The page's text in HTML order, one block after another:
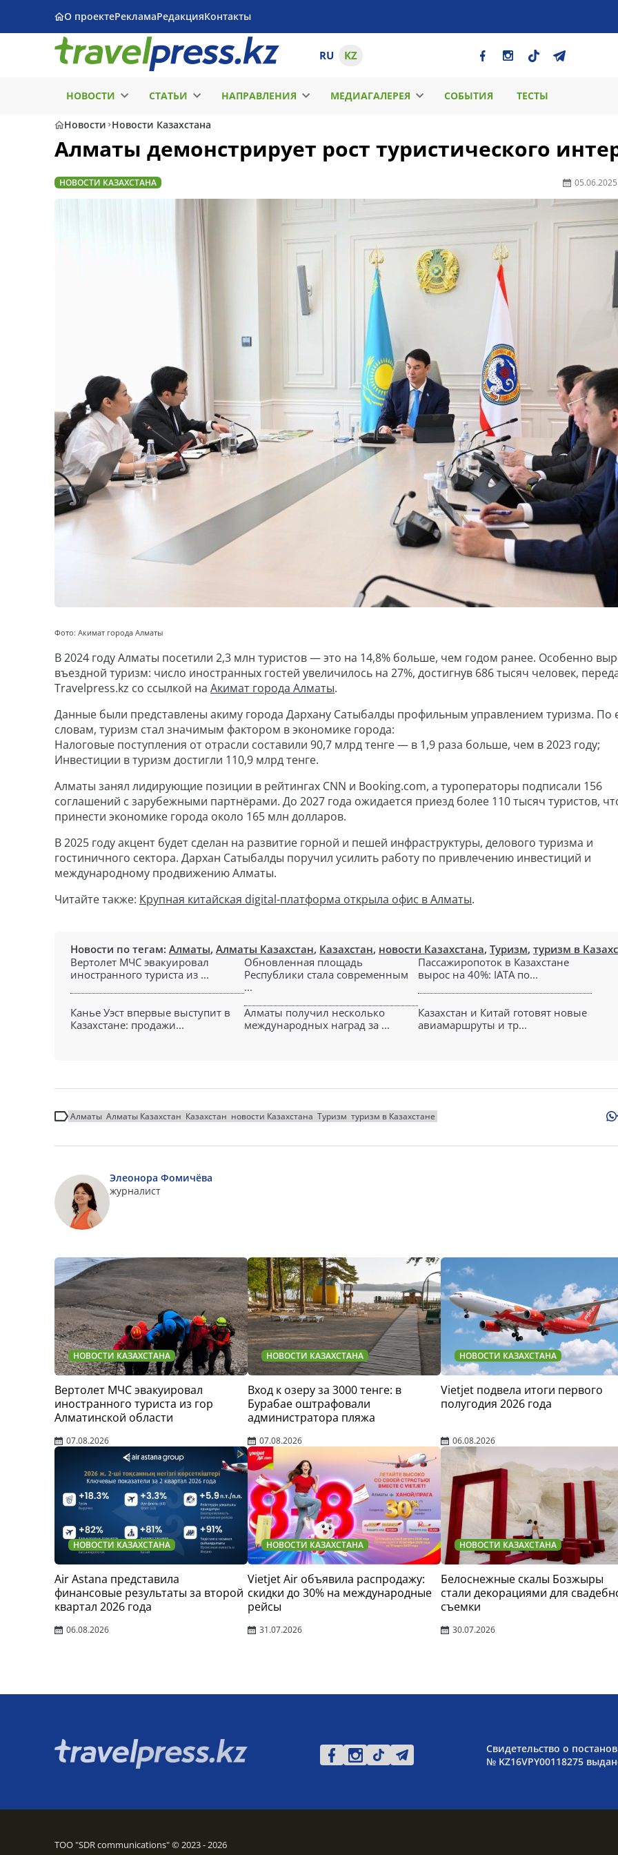
О проектеРекламаРедакцияКонтакты
RU KZ
НОВОСТИ СТАТЬИ НАПРАВЛЕНИЯ МЕДИАГАЛЕРЕЯ СОБЫТИЯ ТЕСТЫ
Новости Новости Казахстана
Алматы демонстрирует рост туристического
НОВОСТИ КАЗАХСТАНА 05.06.2025
Фото: Акимат города Алматы
В 2024 году Алматы посетили 2,3 млн туристов — это на 14,8% больше, чем годом ранее. Особенно
въездной туризм: число иностранных гостей увеличилось на 27%, достигнув 686 тысяч человек,
Travelpress.kz со ссылкой на Акимат города Алматы.
Данные были представлены акиму города Дархану Сатыбалды профильным управлением туризма. По
словам, туризм стал значимым фактором в экономике города:
Налоговые поступления от отрасли составили 90,7 млрд тенге — в 1,9 раза больше, чем в 2023 году;
Инвестиции в туризм достигли 110,9 млрд тенге.
Алматы занял лидирующие позиции в рейтингах CNN и Booking.com, а туроператоры подписали 156
соглашений с зарубежными партнёрами. До 2027 года ожидается приезд более 110 тысяч туристов,
принести экономике города около 165 млн долларов.
В 2025 году акцент будет сделан на развитие горной и пешей инфраструктуры, делового туризма и
гостиничного сектора. Дархан Сатыбалды поручил усилить работу по привлечению инвестиций и
международному продвижению Алматы.
Читайте также: Крупная китайская digital-платформа открыла офис в Алматы.
Новости по тегам: Алматы, Алматы Казахстан, Казахстан, новости Казахстана, Туризм, туризм в
Вертолет МЧС эвакуировал
иностранного туриста из ...
Обновленная площадь
Республики стала современным
...
Пассажиропоток в Казахстане
вырос на 40%: IATA по...
Канье Уэст впервые выступит в
Казахстане: продажи...
Алматы получил несколько
международных наград за ...
Казахстан и Китай готовят новые
авиамаршруты и тр...
Алматы Алматы Казахстан Казахстан новости Казахстана Туризм туризм в Казахстане
Элеонора Фомичёва
журналист
НОВОСТИ КАЗАХСТАНА
Вертолет МЧС эвакуировал
иностранного туриста из гор
Алматинской области
07.08.2026
НОВОСТИ КАЗАХСТАНА
Вход к озеру за 3000 тенге: в
Бурабае оштрафовали
администратора пляжа
07.08.2026
НОВОСТИ КАЗАХСТАНА
Vietjet подвела итоги первого
полугодия 2026 года
06.08.2026
НОВОСТИ КАЗАХСТАНА
Air Astana представила
финансовые результаты за второй
квартал 2026 года
06.08.2026
НОВОСТИ КАЗАХСТАНА
Vietjet Air объявила распродажу:
скидки до 30% на международные
рейсы
31.07.2026
НОВОСТИ КАЗАХСТАНА
Белоснежные скалы Бозжыры
стали декорациями для
съемки
30.07.2026
Свидетельство о
№ KZ16VPY00118275
ТОО "SDR communications" © 2023 - 2026